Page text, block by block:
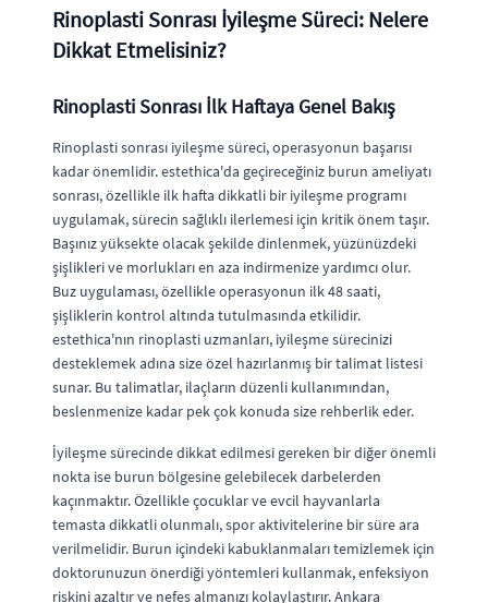
Rinoplasti Sonrası İyileşme Süreci: Nelere
Dikkat Etmelisiniz?
Rinoplasti Sonrası İlk Haftaya Genel Bakış
Rinoplasti sonrası iyileşme süreci, operasyonun başarısı
kadar önemlidir. estethica'da geçireceğiniz burun ameliyatı
sonrası, özellikle ilk hafta dikkatli bir iyileşme programı
uygulamak, sürecin sağlıklı ilerlemesi için kritik önem taşır.
Başınız yüksekte olacak şekilde dinlenmek, yüzünüzdeki
şişlikleri ve morlukları en aza indirmenize yardımcı olur.
Buz uygulaması, özellikle operasyonun ilk 48 saati,
şişliklerin kontrol altında tutulmasında etkilidir.
estethica'nın rinoplasti uzmanları, iyileşme sürecinizi
desteklemek adına size özel hazırlanmış bir talimat listesi
sunar. Bu talimatlar, ilaçların düzenli kullanımından,
beslenmenize kadar pek çok konuda size rehberlik eder.
İyileşme sürecinde dikkat edilmesi gereken bir diğer önemli
nokta ise burun bölgesine gelebilecek darbelerden
kaçınmaktır. Özellikle çocuklar ve evcil hayvanlarla
temasta dikkatli olunmalı, spor aktivitelerine bir süre ara
verilmelidir. Burun içindeki kabuklanmaları temizlemek için
doktorunuzun önerdiği yöntemleri kullanmak, enfeksiyon
riskini azaltır ve nefes almanızı kolaylaştırır. Ankara